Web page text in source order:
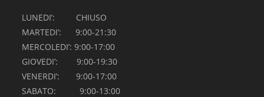
LUNEDI’: CHIUSO
MARTEDI’: 9:00-21:30
MERCOLEDI’: 9:00-17:00
GIOVEDI’: 9:00-19:30
VENERDI’: 9:00-17:00
SABATO: 9:00-13:00